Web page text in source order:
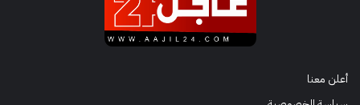
أعلن معنا